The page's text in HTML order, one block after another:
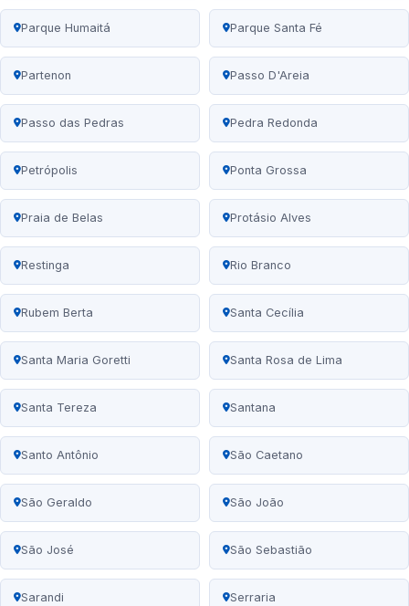
Parque Humaitá Parque Santa Fé
Partenon Passo D'Areia
Passo das Pedras Pedra Redonda
Petrópolis Ponta Grossa
Praia de Belas Protásio Alves
Restinga Rio Branco
Rubem Berta Santa Cecília
Santa Maria Goretti Santa Rosa de Lima
Santa Tereza Santana
Santo Antônio São Caetano
São Geraldo São João
São José São Sebastião
Sarandi Serraria